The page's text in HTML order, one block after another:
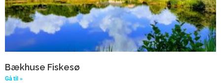
Bækhuse Fiskesø
Gå til »